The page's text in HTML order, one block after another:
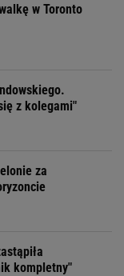
w Toronto
z kolegami"
za
kompletny"